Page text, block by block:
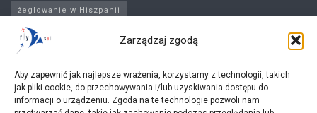
Zarządzaj zgodą
Aby zapewnić jak najlepsze wrażenia, korzystamy z technologii, takich
jak pliki cookie, do przechowywania i/lub uzyskiwania dostępu do
informacji o urządzeniu. Zgoda na te technologie pozwoli nam
żeglowanie w Hiszpanii
Najnowsze okazje
Żeglowanie po Dodekanezie: przewodnik dla
początkujących i zaawansowanych żeglarzy
2025-04-18